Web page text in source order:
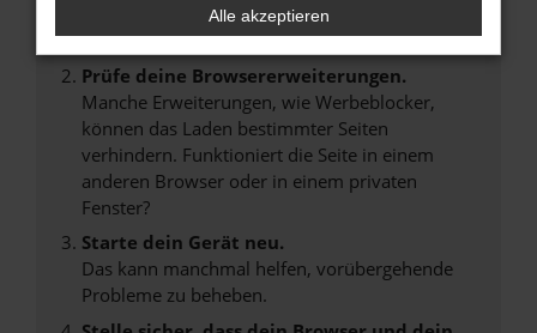
Laden andere Webseiten, zum Beispiel deine
Suchmaschine?
Prüfe deine Browsererweiterungen.
Manche Erweiterungen, wie Werbeblocker,
können das Laden bestimmter Seiten
verhindern. Funktioniert die Seite in einem
anderen Browser oder in einem privaten
Fenster?
Starte dein Gerät neu.
Das kann manchmal helfen, vorübergehende
Probleme zu beheben.
Alle akzeptieren